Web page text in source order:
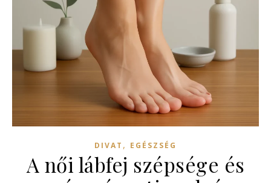
DIVAT , EGÉSZSÉG
A női lábfej szépsége és